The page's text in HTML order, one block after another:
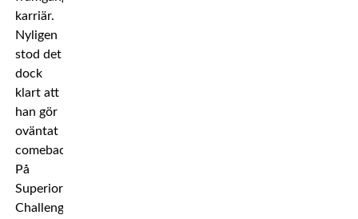
karriär.
Nyligen
stod det
dock
klart att
han gör
oväntat
comeback.
På
Superior
Challenge